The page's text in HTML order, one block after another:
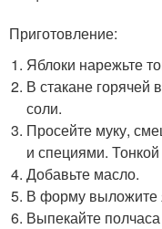
Приготовление:
Яблоки нарежьте
В стакане горячей
соли.
Просейте муку,
и специями.
Добавьте масло.
В форму выложите
Выпекайте